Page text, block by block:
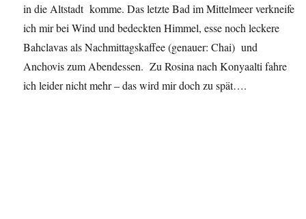
in die Altstadt komme. Das letzte Bad im Mittelmeer verkneife
ich mir bei Wind und bedeckten Himmel, esse noch leckere
Bahclavas als Nachmittagskaffee (genauer: Chai) und
Anchovis zum Abendessen. Zu Rosina nach Konyaalti fahre
ich leider nicht mehr – das wird mir doch zu spät….